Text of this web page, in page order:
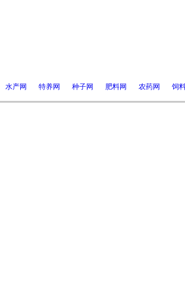
水产网 特养网 种子网 肥料网 农药网 饲